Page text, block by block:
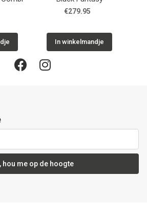
€279.95
In winkelmandje
hou me op de hoogte